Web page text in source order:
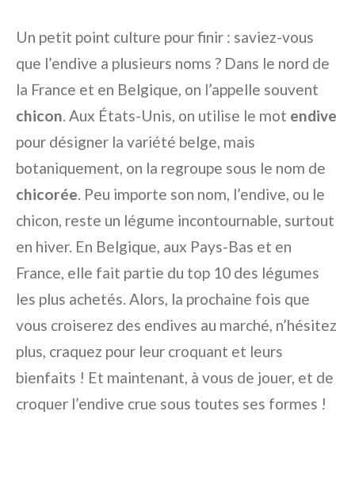
Un petit point culture pour finir : saviez-vous
que l’endive a plusieurs noms ? Dans le nord de
la France et en Belgique, on l’appelle souvent
chicon. Aux États-Unis, on utilise le mot endive
pour désigner la variété belge, mais
botaniquement, on la regroupe sous le nom de
chicorée. Peu importe son nom, l’endive, ou le
chicon, reste un légume incontournable, surtout
en hiver. En Belgique, aux Pays-Bas et en
France, elle fait partie du top 10 des légumes
les plus achetés. Alors, la prochaine fois que
vous croiserez des endives au marché, n’hésitez
plus, craquez pour leur croquant et leurs
bienfaits ! Et maintenant, à vous de jouer, et de
croquer l’endive crue sous toutes ses formes !